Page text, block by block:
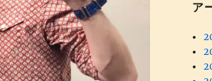
ア